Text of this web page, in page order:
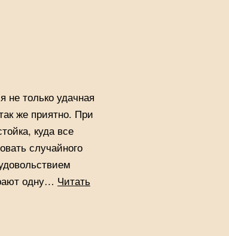
не только удачная
же приятно. При
куда все
случайного
одну… Читать